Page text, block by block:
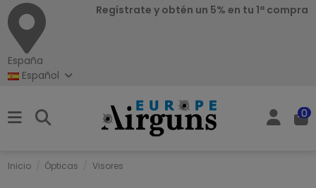
España
Regístrate y obtén un 5% en tu 1ª compra
Español
0
Inicio Ópticas Visores